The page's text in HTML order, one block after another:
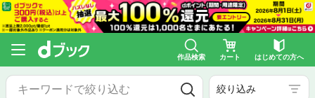
作品検索 カート はじめての方へ
絞り込み